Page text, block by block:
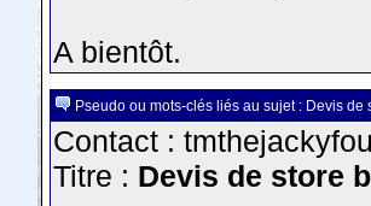
A bientôt.
Pseudo ou mots-clés liés au sujet : Devis de
Contact :
Titre : Devis de store